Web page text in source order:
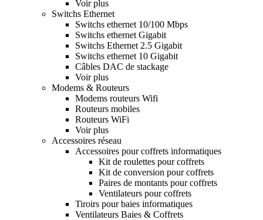
Voir plus
Switchs Ethernet
Switchs ethernet 10/100 Mbps
Switchs ethernet Gigabit
Switchs Ethernet 2.5 Gigabit
Switchs ethernet 10 Gigabit
Câbles DAC de stackage
Voir plus
Modems & Routeurs
Modems routeurs Wifi
Routeurs mobiles
Routeurs WiFi
Voir plus
Accessoires réseau
Accessoires pour coffrets informatiques
Kit de roulettes pour coffrets
Kit de conversion pour coffrets
Paires de montants pour coffrets
Ventilateurs pour coffrets
Tiroirs pour baies informatiques
Ventilateurs Baies & Coffrets